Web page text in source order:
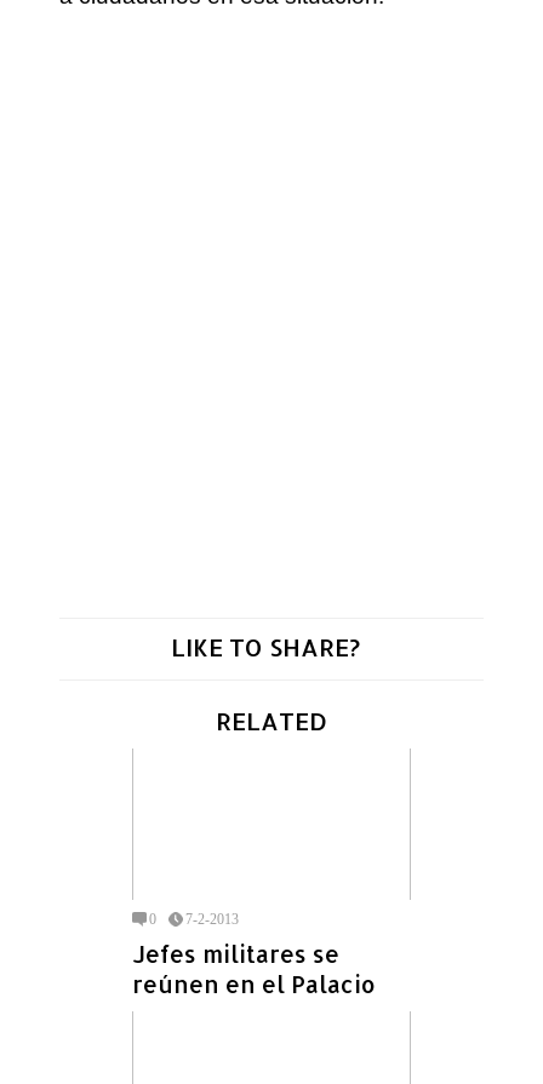
LIKE TO SHARE?
RELATED
0 7-2-2013
Jefes militares se
reúnen en el Palacio